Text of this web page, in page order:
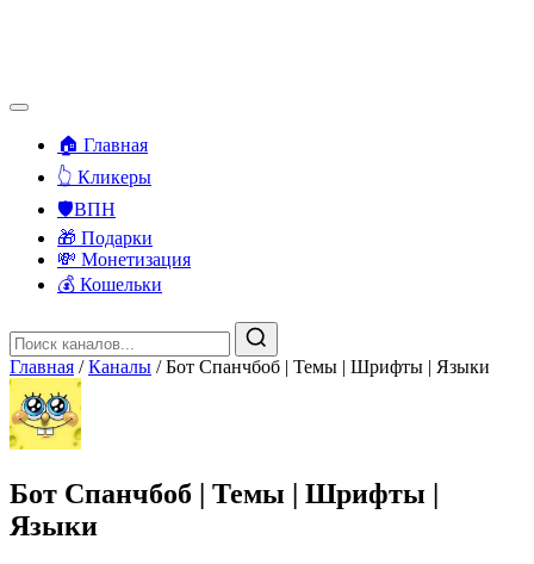
🏠 Главная
👆 Кликеры
🛡️ВПН
🎁 Подарки
💸 Монетизация
💰 Кошельки
Главная / Каналы / Бот Спанчбоб | Темы | Шрифты | Языки
Бот Спанчбоб | Темы | Шрифты |
Языки